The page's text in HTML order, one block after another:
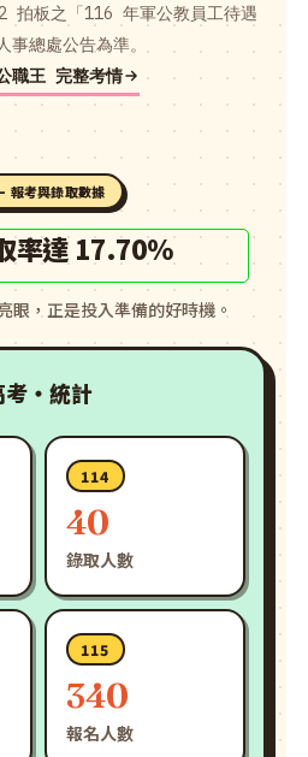
板之「116 年軍公教員工待遇
總處公告為準。
職王 完整考情
報考與錄取數據
率達 17.70%
眼，正是投入準備的好時機。
考・統計
114
40
錄取人數
115
340
報名人數